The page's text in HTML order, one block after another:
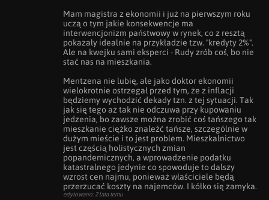
Mam magistra z ekonomii i już na pierwszym roku
uczą o tym jakie konsekwencje ma
interwencjonizm państwowy w rynek, co z resztą
pokazały idealnie na przykładzie tzw. "kredyty 2%".
Ale na kwejku sami eksperci - Rudy zrób coś, bo nie
stać nas na mieszkania.
Mentzena nie lubię, ale jako doktor ekonomii
wielokrotnie ostrzegał przed tym, że z inflacji
będziemy wychodzić dekady tzn. z tej sytuacji. Tak
jak się tego aż tak nie odczuwa przy kupowaniu
jedzenia, bo zawsze można zrobić coś tańszego tak
mieszkanie ciężko znaleźć tańsze, szczególnie w
dużym mieście i to jest problem. Mieszkalnictwo
jest częścią holistycznych zmian
popandemicznych, a wprowadzenie podatku
katastralnego jedynie co spowoduje to dalszy
wzrost cen najmu, ponieważ właściciele będą
przerzucać koszty na najemców. I kółko się zamyka.
edytowano: 2 lata temu